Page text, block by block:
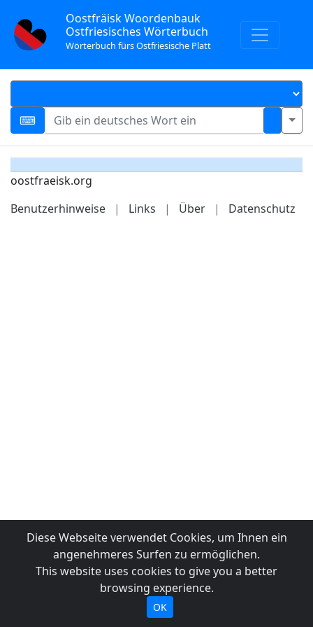
Oostfräisk Woordenbauk
Ostfriesisches Wörterbuch
Wörterbuch fürs Ostfriesische Platt
oostfraeisk.org
Benutzerhinweise
| Links | Über | Datenschutz
Diese Webseite verwendet Cookies, um Ihnen ein
angenehmeres Surfen zu ermöglichen.
This website uses cookies to give you a better
browsing experience.
OK